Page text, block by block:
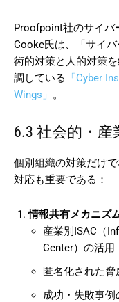
Proofpoint社のサイバ
Cooke氏は、「サイ
術的対策と人的対策
調している
「Cyber
Wings」 。
6.3 社会的・
個別組織の対策だけ
対応も重要である：
情報共有メカニズ
産業別ISAC（
Center）の活用
匿名化された
成功・失敗事例